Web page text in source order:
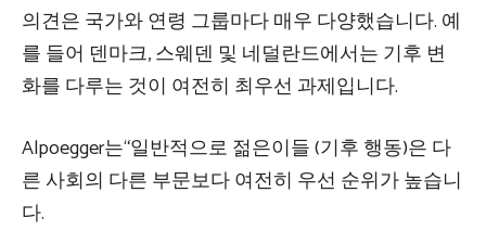
의견은 국가와 연령 그룹마다 매우 다양했습니다. 예
를 들어 덴마크, 스웨덴 및 네덜란드에서는 기후 변
화를 다루는 것이 여전히 최우선 과제입니다.
Alpoegger는“일반적으로 젊은이들 (기후 행동)은 다
른 사회의 다른 부문보다 여전히 우선 순위가 높습니
다.